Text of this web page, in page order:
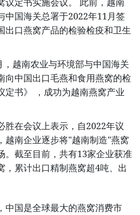
中国海关总署于2022年11月签
出口燕窝产品的检验检疫和卫生
越南农业与环境部与中国海关
向中国出口毛燕和食用燕窝的检
定书》 ，成功为越南燕窝产业
胜在会议上表示，自2022年议
越南企业逐步将"越南制造"燕窝
。截至目前，共有13家企业获准
，累计出口精制燕窝超4吨、出
中国是全球最大的燕窝消费市